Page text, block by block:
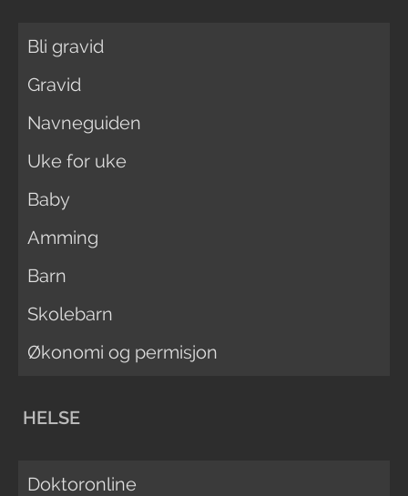
Bli gravid
Gravid
Navneguiden
Uke for uke
Baby
Amming
Barn
Skolebarn
Økonomi og permisjon
HELSE
Doktoronline